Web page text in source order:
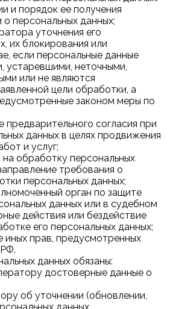
и порядок ее получения
персональных данных;
уточнения его
их блокирования или
если персональные данные
устаревшими, неточными,
или не являются
цели обработки, а
законом меры по
предварительного согласия при
данных в целях продвижения
и услуг;
обработку персональных
требования о
персональных данных;
орган по защите
данных или в судебном
действия или бездействие
его персональных данных;
прав, предусмотренных
данных обязаны:
достоверные данные о
об уточнении (обновлении,